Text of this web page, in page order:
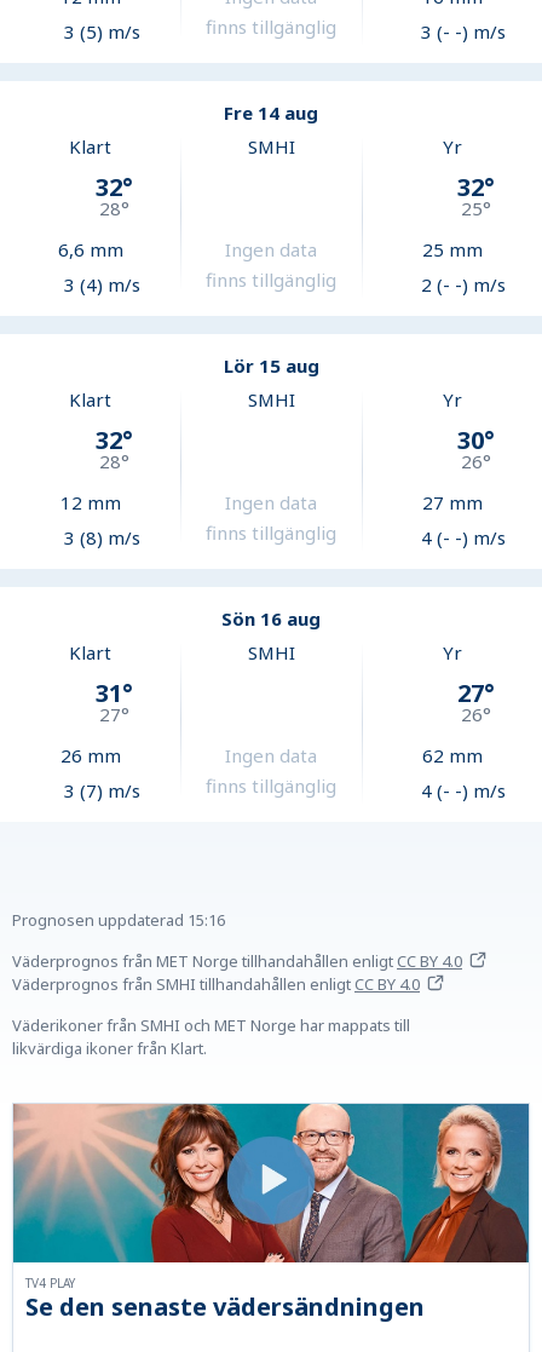
3 (5) m/s
finns tillgänglig
3 (- -) m/s
Fre 14 aug
Klart
32°
28°
6,6 mm
3 (4) m/s
SMHI
Ingen data
finns tillgänglig
Yr
32°
25°
25 mm
2 (- -) m/s
Lör 15 aug
Klart
32°
28°
12 mm
3 (8) m/s
SMHI
Ingen data
finns tillgänglig
Yr
30°
26°
27 mm
4 (- -) m/s
Sön 16 aug
Klart
31°
27°
26 mm
3 (7) m/s
SMHI
Ingen data
finns tillgänglig
Yr
27°
26°
62 mm
4 (- -) m/s
Prognosen uppdaterad 15:16
Väderprognos från MET Norge tillhandahållen enligtCC BY 4.0
Väderprognos från SMHI tillhandahållen enligtCC BY 4.0
Väderikoner från SMHI och MET Norge har mappats till
likvärdiga ikoner från Klart.
Se den senaste vädersändningen
TV4 PLAY